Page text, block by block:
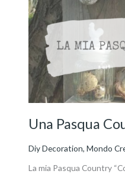
Una Pasqua
Diy Decoration,Mondo
La mia Pasqua Country
Pasqua
Country
Chic